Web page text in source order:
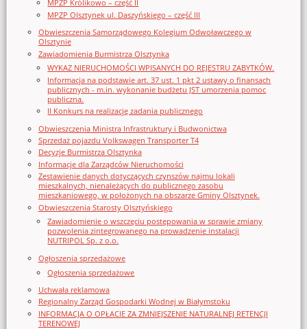
MPZP Królikowo – część II
MPZP Olsztynek ul. Daszyńskiego – część III
Obwieszczenia Samorządowego Kolegium Odwoławczego w
Olsztynie
Zawiadomienia Burmistrza Olsztynka
WYKAZ NIERUCHOMOŚCI WPISANYCH DO REJESTRU ZABYTKÓW.
Informacja na podstawie art. 37 ust. 1 pkt 2 ustawy o finansach
publicznych - m.in. wykonanie budżetu JST umorzenia pomoc
publiczna.
II Konkurs na realizację zadania publicznego
Obwieszczenia Ministra Infrastruktury i Budwonictwa
Sprzedaż pojazdu Volkswagen Transporter T4
Decyzje Burmistrza Olsztynka
Informacje dla Zarządców Nieruchomości
Zestawienie danych dotyczących czynszów najmu lokali
mieszkalnych, nienależących do publicznego zasobu
mieszkaniowego, w położonych na obszarze Gminy Olsztynek.
Obwieszczenia Starosty Olsztyńskiego
Zawiadomienie o wszczęciu postępowania w sprawie zmiany
pozwolenia zintegrowanego na prowadzenie instalacji
NUTRIPOL Sp. z o.o.
Ogłoszenia sprzedażowe
Ogłoszenia sprzedażowe
Uchwała reklamowa
Regionalny Zarząd Gospodarki Wodnej w Białymstoku
INFORMACJA O OPŁACIE ZA ZMNIEJSZENIE NATURALNEJ RETENCJI
TERENOWEJ